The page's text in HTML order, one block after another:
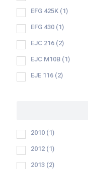
EFG 425K (1)
EFG 430 (1)
EJC 216 (2)
EJC M10B (1)
EJE 116 (2)
2010 (1)
2012 (1)
2013 (2)